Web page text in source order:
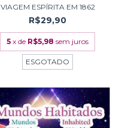
VIAGEM ESPÍRITA EM 1862
R$29,90
5 x de R$5,98 sem juros
ESGOTADO